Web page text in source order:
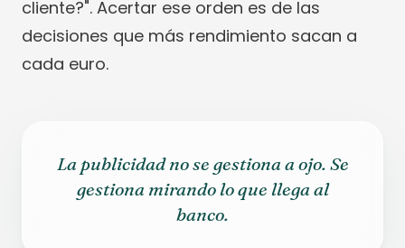
cliente?". Acertar ese orden es de las
decisiones que más rendimiento sacan a
cada euro.
La publicidad no se gestiona a ojo. Se
gestiona mirando lo que llega al
banco.